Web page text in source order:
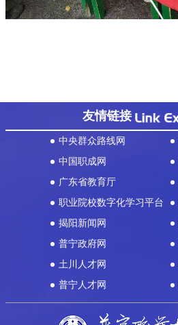
友情链接
中央群众路线网
中国职成网
广东省教育厅
职业院校数字化学习平台
揭阳新闻网
普宁政府网
土川人才网
普宁人才网